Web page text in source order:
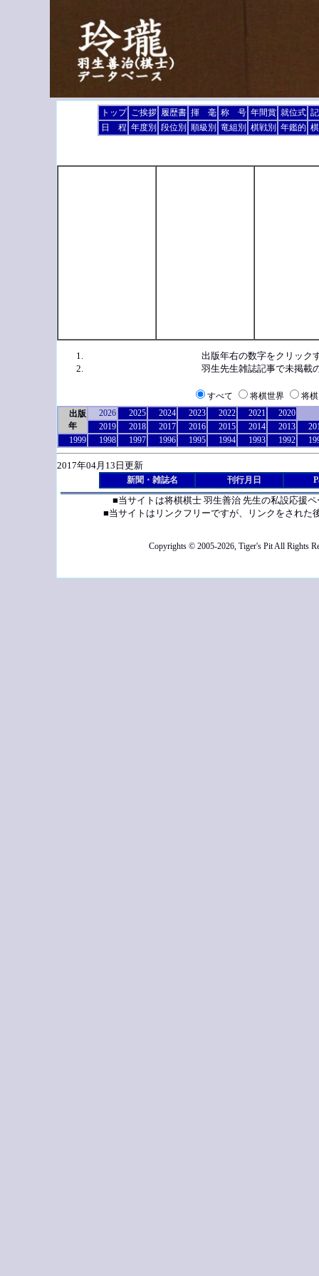
トップ ご挨拶 履歴書 揮 毫 称 号 年間賞 就位式
日 程 年度別 段位別 順級別 竜組別 棋戦別 年鑑的
出版年右の数字をクリック
羽生先生雑誌記事で未掲載
すべて 将棋世界
将
出版
年
2026 2025 2024 2023 2022 2021
2020
2019
2018 2017 2016 2015 2014 2013
1999
1998 1997 1996 1995 1994 1993 1992
2017年04月13日更新
新聞・雑誌名 刊行月日
■当サイトは将棋棋士 羽生善治 先生の私設応援
■当サイトはリンクフリーですが、リンクをされた
Copyrights © 2005-2026, Tiger's Pit All Rights